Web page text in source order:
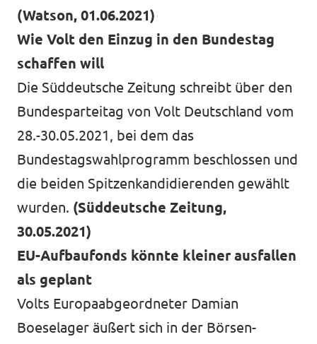
(Watson, 01.06.2021)
Wie Volt den Einzug in den Bundestag
schaffen will
Die Süddeutsche Zeitung schreibt über den
Bundesparteitag von Volt Deutschland vom
28.-30.05.2021, bei dem das
Bundestagswahlprogramm beschlossen und
die beiden Spitzenkandidierenden gewählt
wurden. (Süddeutsche Zeitung,
30.05.2021)
EU-Aufbaufonds könnte kleiner ausfallen
als geplant
Volts Europaabgeordneter Damian
Boeselager äußert sich in der Börsen-